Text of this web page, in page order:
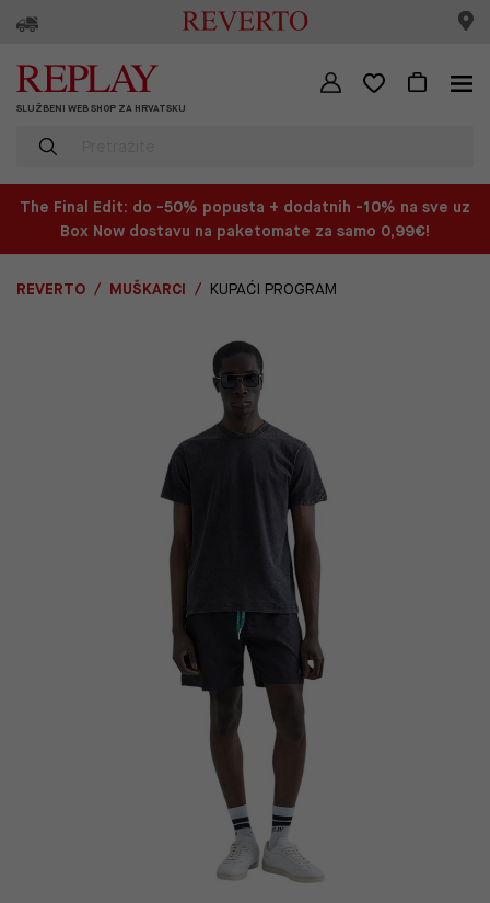
SLUŽBENI WEB SHOP ZA HRVATSKU
The Final Edit: do -50% popusta + dodatnih -10% na sve uz
Box Now dostavu na paketomate za samo 0,99€!
REVERTO MUŠKARCI KUPAĆI PROGRAM